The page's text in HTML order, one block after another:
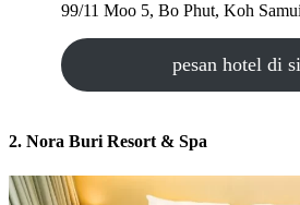
99/11 Moo 5, Bo Phut, Koh
pesan hotel di
2. Nora Buri Resort & Spa